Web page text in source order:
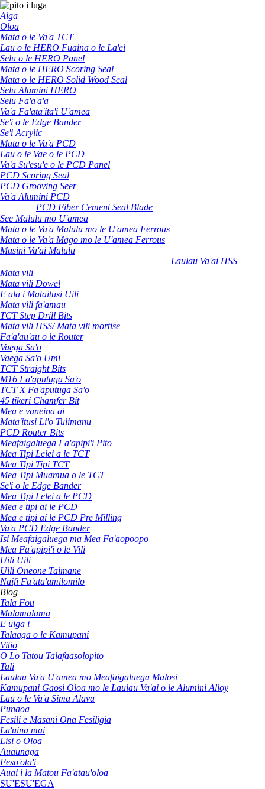
Aiga
Oloa
Mata o le Va'a TCT
Lau o le HERO Fuaina o le La'ei
Selu o le HERO Panel
Mata o le HERO Scoring Seal
Mata o le HERO Solid Wood Seal
Selu Alumini HERO
Selu Fa'a'a'a
Va'a Fa'ata'ita'i U'amea
Se'i o le Edge Bander
Se'i Acrylic
Mata o le Va'a PCD
Lau o le Vae o le PCD
Va'a Su'esu'e o le PCD Panel
PCD Scoring Seal
PCD Grooving Seer
Va'a Alumini PCD
PCD Fiber Cement Seal Blade
See Malulu mo U'amea
Mata o le Va'a Malulu mo le U'amea Ferrous
Mata o le Va'a Mago mo le U'amea Ferrous
Masini Va'ai Malulu
Laulau Va'ai HSS
Mata vili
Mata vili Dowel
E ala i Mataitusi Uili
Mata vili fa'amau
TCT Step Drill Bits
Mata vili HSS/ Mata vili mortise
Fa'a'au'au o le Router
Vaega Sa'o
Vaega Sa'o Umi
TCT Straight Bits
M16 Fa'aputuga Sa'o
TCT X Fa'aputuga Sa'o
45 tikeri Chamfer Bit
Mea e vaneina ai
Mata'itusi Li'o Tulimanu
PCD Router Bits
Meafaigaluega Fa'apipi'i Pito
Mea Tipi Lelei a le TCT
Mea Tipi Tipi TCT
Mea Tipi Muamua o le TCT
Se'i o le Edge Bander
Mea Tipi Lelei a le PCD
Mea e tipi ai le PCD
Mea e tipi ai le PCD Pre Milling
Va'a PCD Edge Bander
Isi Meafaigaluega ma Mea Fa'aopoopo
Mea Fa'apipi'i o le Vili
Uili Uili
Uili Oneone Taimane
Naifi Fa'ata'amilomilo
Blog
Tala Fou
Malamalama
E uiga i
Talaaga o le Kamupani
Vitio
O Lo Tatou Talafaasolopito
Tali
Laulau Va'a U'amea mo Meafaigaluega Malosi
Kamupani Gaosi Oloa mo le Laulau Va'ai o le Alumini Alloy
Lau o le Va'a Sima Alava
Punaoa
Fesili e Masani Ona Fesiligia
La'uina mai
Lisi o Oloa
Auaunaga
Feso'ota'i
Auai i la Matou Fa'atau'oloa
SU'ESU'EGA